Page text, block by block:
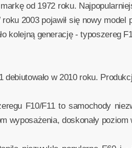
od 1972 roku.
2003 pojawił się nowy
kolejną generację - typoszereg
debiutowało w 2010 roku.
F10/F11 to samochody
wyposażenia, doskonały